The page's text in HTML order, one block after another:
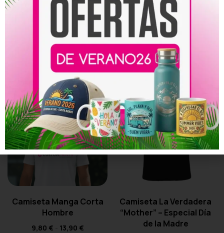
Productos relacionados
Camiseta Manga Corta
Hombre
9,80 € 13,90 €
Camiseta La Verdadera
“Mother” – Especial Día
de la Madre